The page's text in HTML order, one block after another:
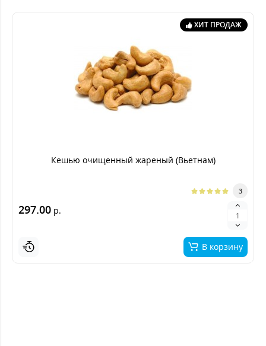
ХИТ ПРОДАЖ
Кешью очищенный жареный (Вьетнам)
3
297.00 р.
В корзину